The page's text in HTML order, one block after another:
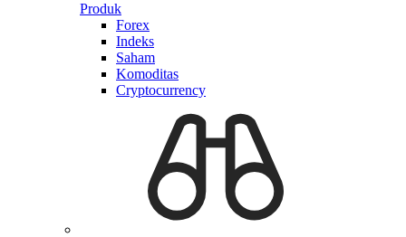
Produk
Forex
Indeks
Saham
Komoditas
Cryptocurrency